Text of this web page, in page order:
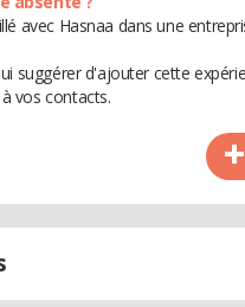
avec Hasnaa dans une
suggérer d'ajouter cette
vos contacts.